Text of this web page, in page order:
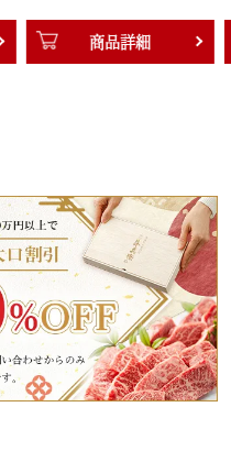
商品詳細